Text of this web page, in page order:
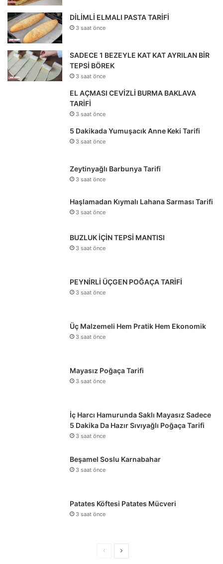
DİLİMLİ ELMALI PASTA TARİFİ
3 saat önce
SADECE 1 BEZEYLE KAT KAT AYRILAN BİR
TEPSİ BÖREK
3 saat önce
EL AÇMASI CEVİZLİ BURMA BAKLAVA
TARİFİ
3 saat önce
5 Dakikada Yumuşacık Anne Keki Tarifi
3 saat önce
Zeytinyağlı Barbunya Tarifi
3 saat önce
Haşlamadan Kıymalı Lahana Sarması Tarifi
3 saat önce
BUZLUK İÇİN TEPSİ MANTISI
3 saat önce
PEYNİRLİ ÜÇGEN POĞAÇA TARİFİ
3 saat önce
Üç Malzemeli Hem Pratik Hem Ekonomik
3 saat önce
Mayasız Poğaça Tarifi
3 saat önce
İç Harcı Hamurunda Saklı Mayasız Sadece
5 Dakika Da Hazır Sıvıyağlı Poğaça Tarifi
3 saat önce
Beşamel Soslu Karnabahar
3 saat önce
Patates Köftesi Patates Mücveri
3 saat önce
ÖncekiSonraki